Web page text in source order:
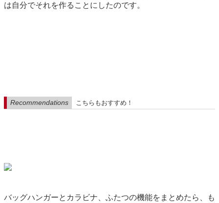
は自分でそれを作ることにしたのです。
Recommendations こちらもおすすめ！
バッグハンガーとカラビナ、ふたつの機能をまとめたら、も